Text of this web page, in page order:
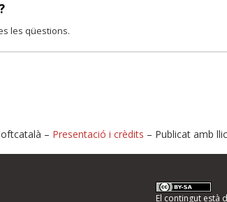
les qüestions.
millores o
– Presentació i crèdits – Publicat amb
El contingut està